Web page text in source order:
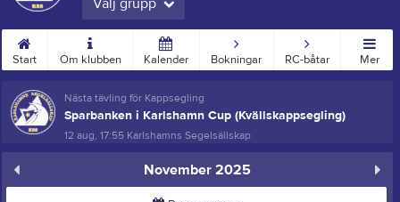
Välj grupp
Start Om klubben Kalender Bokningar RC-båtar Mer
Nästa tävling för Kappsegling
Sparbanken i Karlshamn Cup (Kvällskappsegling)
12 aug, 17:55 Karlshamns Segelsällskap
November 2025